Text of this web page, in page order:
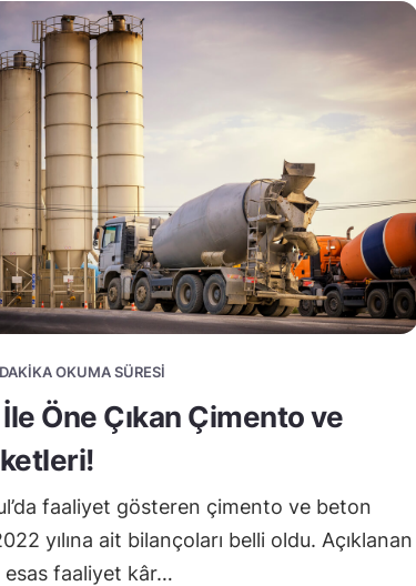
OKUMA SÜRESI
İle Öne Çıkan Çimento ve
faaliyet gösteren çimento ve beton
yılına ait bilançoları belli oldu. Açıklanan
faaliyet kâr…